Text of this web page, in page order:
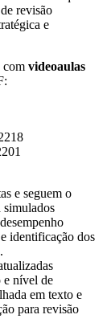
revisão
e
com videoaulas
e seguem o
simulados
identificação dos
e nível de
em texto e
para revisão